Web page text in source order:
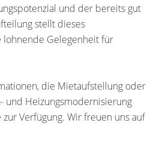
und der bereits gut
stellt dieses
Gelegenheit für
die Mietaufstellung oder
und Heizungsmodernisierung
Verfügung. Wir freuen uns auf